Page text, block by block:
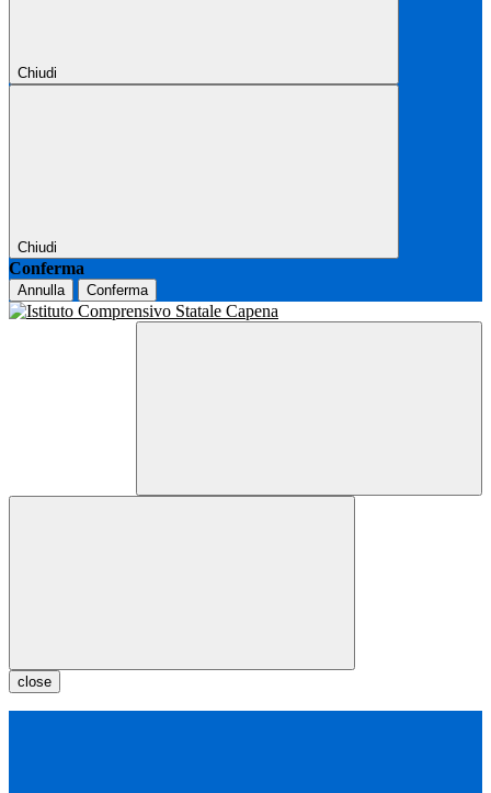
Chiudi
Chiudi
Conferma
Annulla Conferma
close